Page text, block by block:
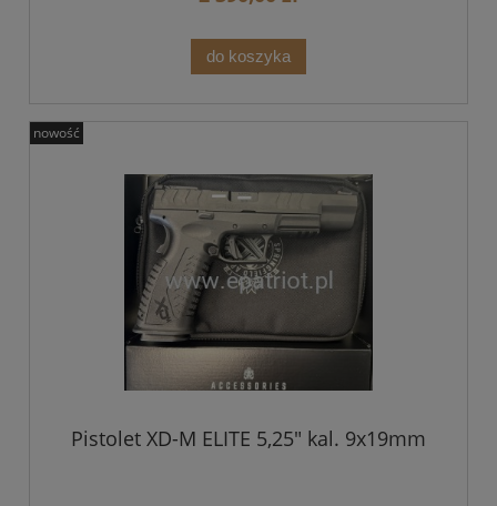
do koszyka
Pistolet XD-M ELITE 5,25" kal. 9x19mm
nowość